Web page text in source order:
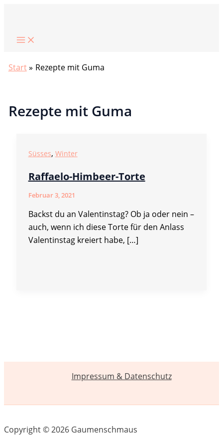
springen
Start Rezepte mit Guma
Rezepte mit Guma
Süsses, Winter
Raffaelo-Himbeer-Torte
Februar 3, 2021
Backst du an Valentinstag? Ob ja oder nein –
auch, wenn ich diese Torte für den Anlass
Valentinstag kreiert habe, […]
Impressum & Datenschutz
Copyright © 2026 Gaumenschmaus